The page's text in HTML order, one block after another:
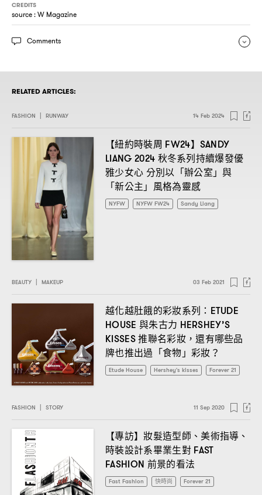
CREDITS
source : W Magazine
Comments
RELATED ARTICLES:
FASHION RUNWAY 14 Feb 2024
【紐約時裝周 FW24】 SANDY
LIANG 2024 秋冬系列持續爆發優
雅少女心 分別以「辦公室」與
「新公主」風格為靈感
NYFW NYFW FW24 Sandy Liang
BEAUTY MAKEUP 03 Feb 2021
越化越肚餓的彩妝系列 ：ETUDE
HOUSE 與朱古力 HERSHEY’S
KISSES推聯名彩妝，還有哪些品
牌也推出過「食物」彩妝 ？
Etude House Hershey's kisses Forever 21
FASHION STORY 11 Sep 2020
【專訪】妝髮造型師、美術指導、
時裝設計系畢業生對FAST
FASHION 前景的看法
Fast Fashion 快時尚 Forever 21